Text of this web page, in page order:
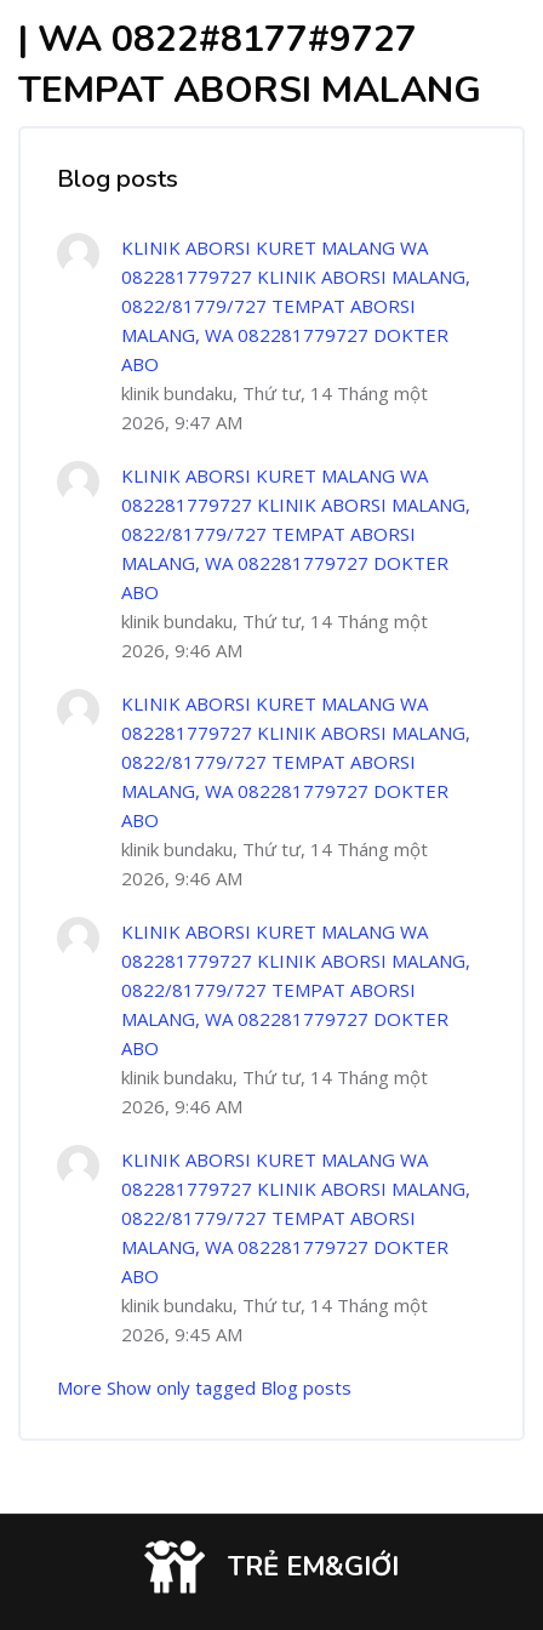
| WA 0822#8177#9727
TEMPAT ABORSI MALANG
Blog posts
KLINIK ABORSI KURET MALANG WA
082281779727 KLINIK ABORSI MALANG,
0822/81779/727 TEMPAT ABORSI
MALANG, WA 082281779727 DOKTER
ABO
klinik bundaku, Thứ tư, 14 Tháng một
2026, 9:47 AM
KLINIK ABORSI KURET MALANG WA
082281779727 KLINIK ABORSI MALANG,
0822/81779/727 TEMPAT ABORSI
MALANG, WA 082281779727 DOKTER
ABO
klinik bundaku, Thứ tư, 14 Tháng một
2026, 9:46 AM
KLINIK ABORSI KURET MALANG WA
082281779727 KLINIK ABORSI MALANG,
0822/81779/727 TEMPAT ABORSI
MALANG, WA 082281779727 DOKTER
ABO
klinik bundaku, Thứ tư, 14 Tháng một
2026, 9:46 AM
KLINIK ABORSI KURET MALANG WA
082281779727 KLINIK ABORSI MALANG,
0822/81779/727 TEMPAT ABORSI
MALANG, WA 082281779727 DOKTER
ABO
klinik bundaku, Thứ tư, 14 Tháng một
2026, 9:46 AM
KLINIK ABORSI KURET MALANG WA
082281779727 KLINIK ABORSI MALANG,
0822/81779/727 TEMPAT ABORSI
MALANG, WA 082281779727 DOKTER
ABO
klinik bundaku, Thứ tư, 14 Tháng một
2026, 9:45 AM
More Show only tagged Blog posts
TRẺ EM&GIỚI